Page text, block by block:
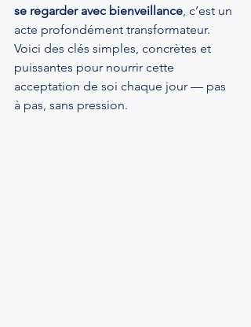
se regarder avec bienveillance, c’est un
acte profondément transformateur.
Voici des clés simples, concrètes et
puissantes pour nourrir cette
acceptation de soi chaque jour — pas
à pas, sans pression.